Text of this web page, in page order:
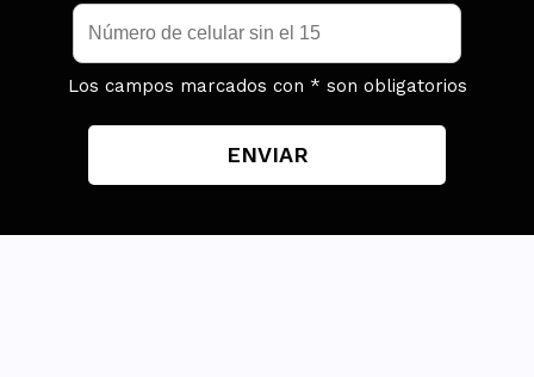
Los campos marcados con * son obligatorios
ENVIAR